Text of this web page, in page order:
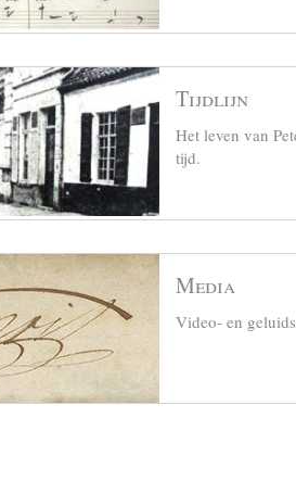
Tijdlijn
Het leven van
tijd.
Media
Video- en